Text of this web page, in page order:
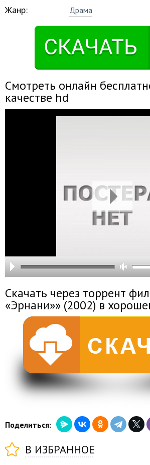
Жанр: Драма
Смотреть онлайн
качестве hd
Скачать через торрент
«Эрнани»» (2002) в
Поделиться:
В ИЗБРАННОЕ